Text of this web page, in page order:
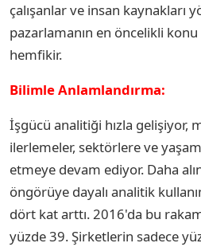
çalışanlar ve insan kaynakları
pazarlamanın en öncelikli
hemfikir.
Bilimle Anlamlandırma:
İşgücü analitiği hızla gelişiyor,
ilerlemeler, sektörlere ve
etmeye devam ediyor. Daha
öngörüye dayalı analitik
dört kat arttı. 2016'da bu
yüzde 39. Şirketlerin sadece